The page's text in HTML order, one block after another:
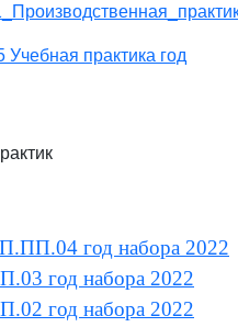
практика год
год набора 2022
год набора 2022
год набора 2022